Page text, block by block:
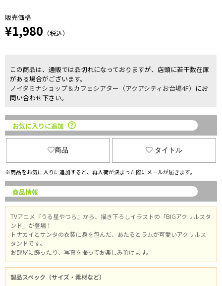
販売価格
¥1,980 （税込）
この商品は、通販では品切れになっておりますが、店頭に若干数在庫
がある場合がございます。
ノイタミナショップ＆カフェシアター（アクアシティお台場4F） にお
問い合わせ下さい。
お気に入りに追加
商品 タイトル
※商品をお気に入りに追加すると、再入荷が決まった際にメールが届きます。
商品情報
TVアニメ『うる星やつら』から、描き下ろしイラストの「BIGアクリルスタ
ンド」が登場！
トナカイとサンタの衣装に身を包んだ、あたるとラムが可愛いアクリルス
タンドです。
お部屋に飾ったり、写真を撮ってお楽しみ頂けます。
製品スペック（サイズ・素材など）